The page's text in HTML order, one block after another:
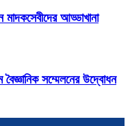
আড্ডাখানা
সম্মেলনের উদ্বোধন